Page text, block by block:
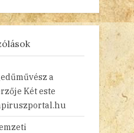
a
Két este